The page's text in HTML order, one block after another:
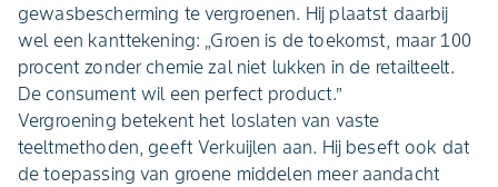
gewasbescherming te vergroenen. Hij plaatst daarbij
wel een kanttekening: „Groen is de toekomst, maar 100
procent zonder chemie zal niet lukken in de retailteelt.
De consument wil een perfect product.”
Vergroening betekent het loslaten van vaste
teeltmethoden, geeft Verkuijlen aan. Hij beseft ook dat
de toepassing van groene middelen meer aandacht